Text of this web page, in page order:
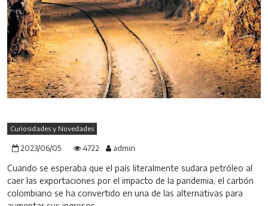
Curiosidades y Novedades
2023/06/05 4722 admin
Cuando se esperaba que el país literalmente sudara petróleo al
caer las exportaciones por el impacto de la pandemia, el carbón
colombiano se ha convertido en una de las alternativas para